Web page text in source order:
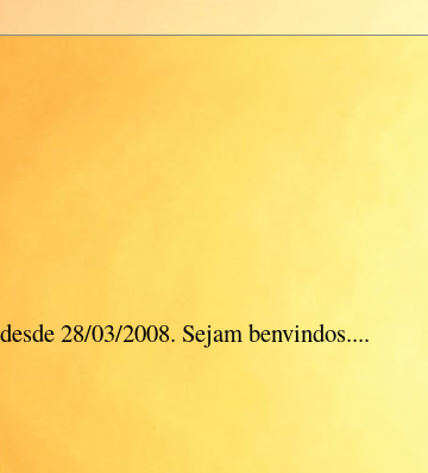
28/03/2008. Sejam benvindos....